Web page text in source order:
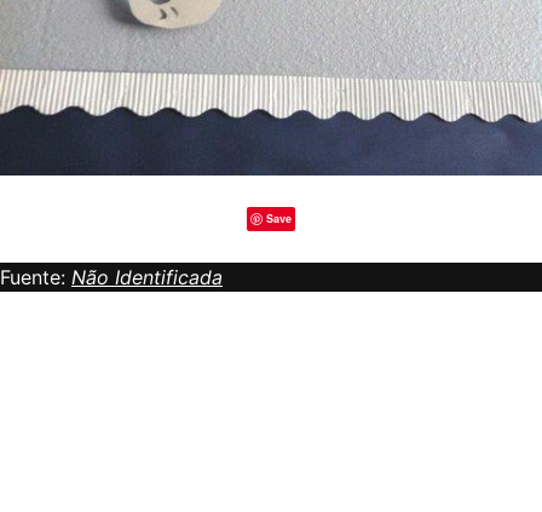
Save
Fuente: Não Identificada